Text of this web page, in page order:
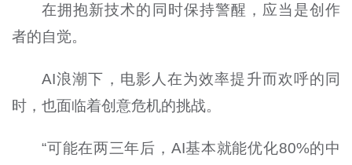
在拥抱新技术的同时保持警醒，应当是创作
者的自觉。
AI浪潮下，电影人在为效率提升而欢呼的同
时，也面临着创意危机的挑战。
“可能在两三年后，AI基本就能优化80%的中